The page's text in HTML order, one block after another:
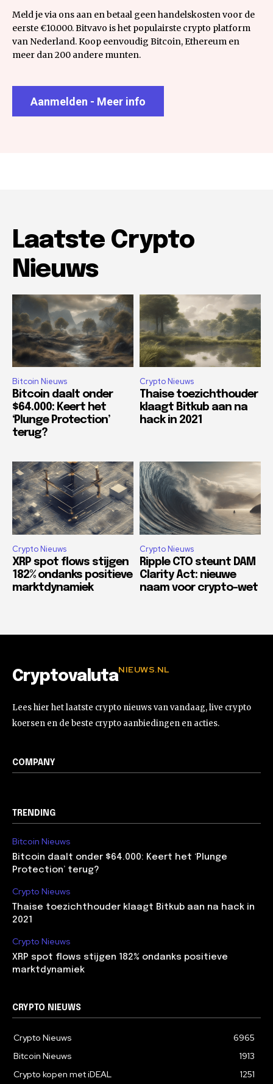
Meld je via ons aan en betaal geen handelskosten voor de
eerste €10.000. Bitvavo is het populairste crypto platform
van Nederland. Koop eenvoudig Bitcoin, Ethereum en
meer dan 200 andere munten.
Aanmelden - Meer info
Laatste Crypto
Nieuws
Bitcoin Nieuws
Bitcoin daalt onder
$64.000: Keert het
‘Plunge Protection’
terug?
Crypto Nieuws
Thaise toezichthouder
klaagt Bitkub aan na
hack in 2021
Crypto Nieuws
XRP spot flows stijgen
182% ondanks positieve
marktdynamiek
Crypto Nieuws
Ripple CTO steunt DAM
Clarity Act: nieuwe
naam voor crypto-wet
CryptovalutaNIEUWS.NL
Lees hier het laatste crypto nieuws van vandaag, live crypto
koersen en de beste crypto aanbiedingen en acties.
COMPANY
TRENDING
Bitcoin Nieuws
Bitcoin daalt onder $64.000: Keert het ‘Plunge
Protection’ terug?
Crypto Nieuws
Thaise toezichthouder klaagt Bitkub aan na hack in
2021
Crypto Nieuws
XRP spot flows stijgen 182% ondanks positieve
marktdynamiek
CRYPTO NIEUWS
Crypto Nieuws
6965
Bitcoin Nieuws
1913
Crypto kopen met iDEAL
1251